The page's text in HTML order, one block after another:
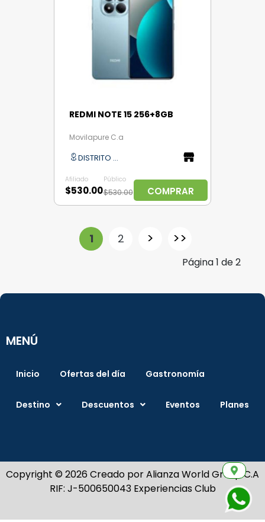
REDMI NOTE 15 256+8GB
Movilapure C.a
DISTRITO CAPITAL
Afiliado
$530.00
Público
$530.00 COMPRAR
1 2 > >>
Página1 de2
MENÚ
Inicio Ofertas del día Gastronomía
Destino Descuentos Eventos Planes
Copyright © 2026 Creado por Alianza World Group C.A
RIF: J-500650043 Experiencias Club